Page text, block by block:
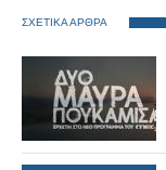
ΣΧΕΤΙΚΑ ΑΡΘΡΑ